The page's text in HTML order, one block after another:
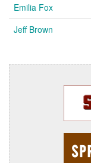
Emilia Fox
Jeff Brown